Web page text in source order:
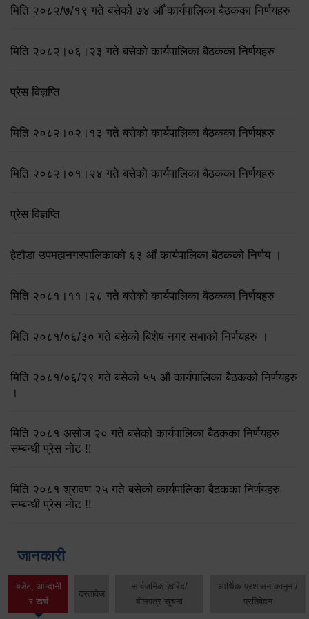
मिति २०८२/७/१९ गते बसेको ७४ औँ कार्यपालिका बैठकका निर्णयहरु
मिति २०८२।०६।२३ गते बसेको कार्यपालिका बैठकका निर्णयहरु
प्रेस विज्ञप्ति
मिति २०८२।०२।१३ गते बसेको कार्यपालिका बैठकका निर्णयहरु
मिति २०८२।०१।२४ गते बसेको कार्यपालिका बैठकका निर्णयहरु
प्रेस विज्ञप्ति
हेटौडा उपमहानगरपालिकाको ६३ औं कार्यपालिका बैठकको निर्णय ।
मिति २०८१।११।२८ गते बसेको कार्यपालिका बैठकका निर्णयहरु
मिति २०८१/०६/३० गते बसेको बिशेष नगर सभाको निर्णयहरु ।
मिति २०८१/०६/२९ गते बसेको ५५ औं कार्यपालिका बैठकको निर्णयहरु
।
मिति २०८१ असोज २० गते बसेको कार्यपालिका बैठकका निर्णयहरु
सम्बन्धी प्रेस नोट !!
मिति २०८१ श्रावण २५ गते बसेको कार्यपालिका बैठकका निर्णयहरु
सम्बन्धी प्रेस नोट !!
जानकारी
बजेट, आम्दानी
र खर्च
दस्तावेज
सार्वजनिक खरिद/
बोलपत्र सूचना
आर्थिक प्रशासन कानुन /
प्रतिवेदन